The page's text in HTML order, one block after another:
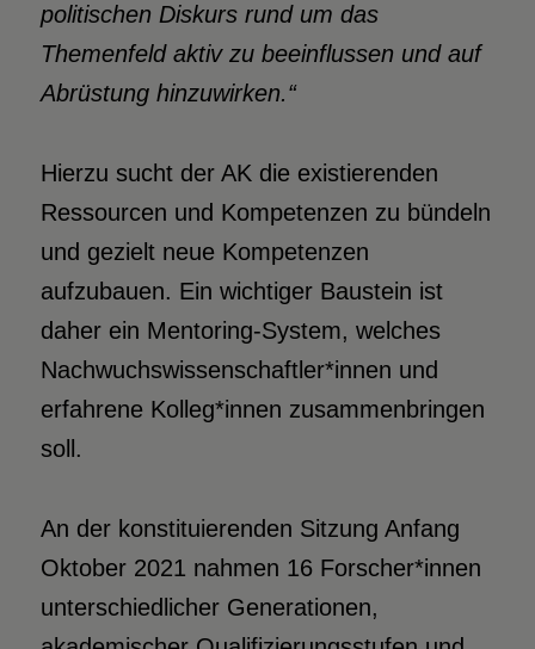
politischen Diskurs rund um das
Themenfeld aktiv zu beeinflussen und auf
Abrüstung hinzuwirken.“
Hierzu sucht der AK die existierenden
Ressourcen und Kompetenzen zu bündeln
und gezielt neue Kompetenzen
aufzubauen. Ein wichtiger Baustein ist
daher ein Mentoring-System, welches
Nachwuchswissenschaftler*innen und
erfahrene Kolleg*innen zusammenbringen
soll.
An der konstituierenden Sitzung Anfang
Oktober 2021 nahmen 16 Forscher*innen
unterschiedlicher Generationen,